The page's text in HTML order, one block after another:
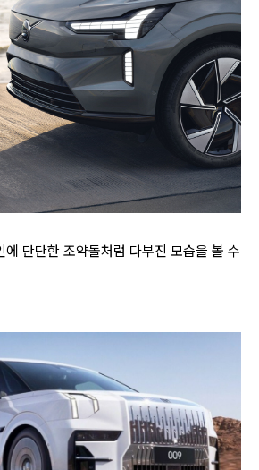
단단한 조약돌처럼 다부진 모습을 볼 수